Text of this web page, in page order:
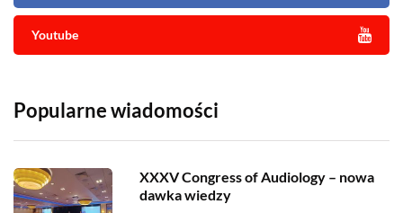
Youtube
Popularne wiadomości
XXXV Congress of Audiology – nowa
dawka wiedzy